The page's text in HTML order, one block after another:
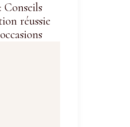
Conseils
réussie